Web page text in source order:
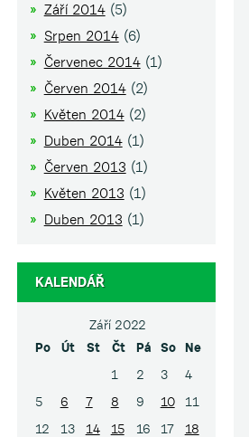
Září 2014(5)
Srpen 2014(6)
Červenec 2014(1)
Červen 2014(2)
Květen 2014(2)
Duben 2014(1)
Červen 2013 (1)
Květen 2013 (1)
Duben 2013 (1)
KALENDÁŘ
Září 2022
Po
Út St Čt Pá So Ne
1
2 3
4
5
6 7 8 9 10
11
12
13 14 15 16 17 18